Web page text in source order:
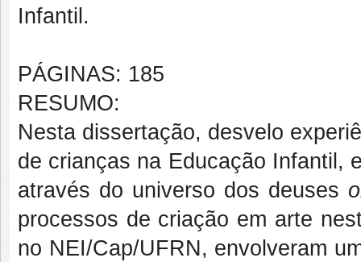
Infantil.
PÁGINAS: 185
RESUMO:
Nesta dissertação, desvelo
de crianças na Educação Infantil,
através do universo dos deuses
processos de criação em arte
no NEI/Cap/UFRN, envolveram